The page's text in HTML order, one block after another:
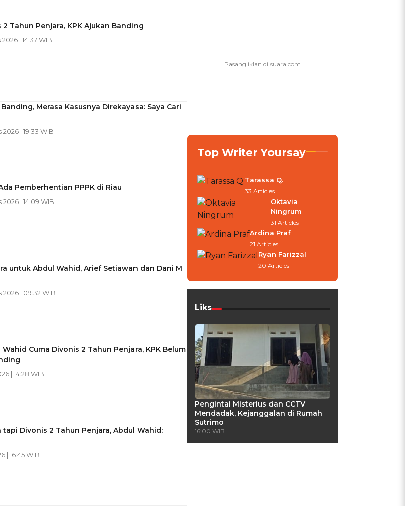
Tahun Penjara, KPK Ajukan Banding
| 14:37 WIB
Merasa Kasusnya Direkayasa: Saya Cari
| 19:33 WIB
Pemberhentian PPPK di Riau
2026 | 14:09 WIB
untuk Abdul Wahid, Arief Setiawan dan Dani M
2026 | 09:32 WIB
Cuma Divonis 2 Tahun Penjara, KPK Belum
| 14:28 WIB
tapi Divonis 2 Tahun Penjara, Abdul Wahid:
| 16:45 WIB
Top Writer Yoursay
Tarassa Q.
33 Articles
Oktavia
Ningrum
31 Articles
Ardina Praf
21 Articles
Ryan Farizzal
20 Articles
Liks
Pengintai Misterius dan CCTV
Mendadak, Kejanggalan di Rumah
Sutrimo
16:00 WIB